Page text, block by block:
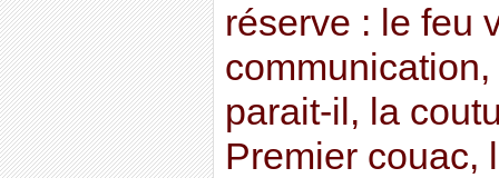
réserve : le feu
parait-il, la
Premier couac,